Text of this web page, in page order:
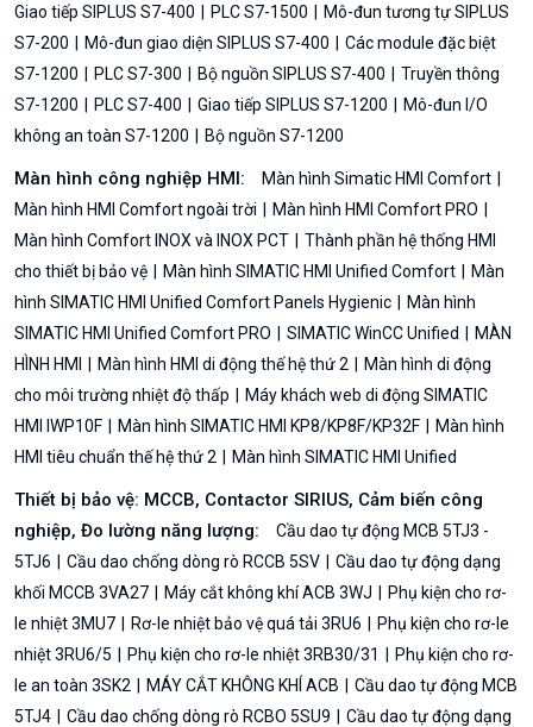
Giao tiếp SIPLUS S7-400
PLC S7-1500
Mô-đun tương tự SIPLUS
S7-200
Mô-đun giao diện SIPLUS S7-400
Các module đặc biệt
S7-1200
PLC S7-300 Bộ nguồn SIPLUS S7-400
Truyền thông
S7-1200
PLC S7-400 Giao tiếp SIPLUS S7-1200
Mô-đun I/O
không an toàn S7-1200
Bộ nguồn S7-1200
Màn hình công nghiệp HMI:
Màn hình Simatic HMI Comfort
Màn hình HMI Comfort ngoài trời
Màn hình HMI Comfort PRO
Màn hình Comfort INOX và INOX PCT
Thành phần hệ thống HMI
cho thiết bị bảo vệ
Màn hình SIMATIC HMI Unified Comfort
Màn
hình SIMATIC HMI Unified Comfort Panels Hygienic
Màn hình
SIMATIC HMI Unified Comfort PRO
SIMATIC WinCC Unified
MÀN
HÌNH HMI
Màn hình HMI di động thế hệ thứ 2
Màn hình di động
cho môi trường nhiệt độ thấp
Máy khách web di động SIMATIC
HMI IWP10F
Màn hình SIMATIC HMI KP8/KP8F/KP32F
Màn hình
HMI tiêu chuẩn thế hệ thứ 2
Màn hình SIMATIC HMI Unified
Thiết bị bảo vệ: MCCB, Contactor SIRIUS, Cảm biến công
nghiệp, Đo lường năng lượng:
Cầu dao tự động MCB 5TJ3 -
5TJ6
Cầu dao chống dòng rò RCCB 5SV
Cầu dao tự động dạng
khối MCCB 3VA27
Máy cắt không khí ACB 3WJ
Phụ kiện cho rơ-
le nhiệt 3MU7
Rơ-le nhiệt bảo vệ quá tải 3RU6
Phụ kiện cho rơ-le
nhiệt 3RU6/5
Phụ kiện cho rơ-le nhiệt 3RB30/31
Phụ kiện cho rơ-
le an toàn 3SK2
MÁY CẮT KHÔNG KHÍ ACB
Cầu dao tự động MCB
5TJ4
Cầu dao chống dòng rò RCBO 5SU9
Cầu dao tự động dạng